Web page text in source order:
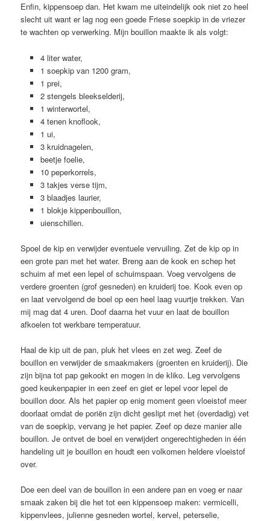
Enfin, kippensoep dan. Het kwam me uiteindelijk ook niet zo heel
slecht uit want er lag nog een goede Friese soepkip in de vriezer
te wachten op verwerking. Mijn bouillon maakte ik als volgt:
4 liter water,
1 soepkip van 1200 gram,
1 prei,
2 stengels bleekselderij,
1 winterwortel,
4 tenen knoflook,
1 ui,
3 kruidnagelen,
beetje foelie,
10 peperkorrels,
3 takjes verse tijm,
3 blaadjes laurier,
1 blokje kippenbouillon,
uienschillen.
Spoel de kip en verwijder eventuele vervuiling. Zet de kip op in
een grote pan met het water. Breng aan de kook en schep het
schuim af met een lepel of schuimspaan. Voeg vervolgens de
verdere groenten (grof gesneden) en kruiderij toe. Kook even op
en laat vervolgend de boel op een heel laag vuurtje trekken. Van
mij mag dat 4 uren. Doof daarna het vuur en laat de bouillon
afkoelen tot werkbare temperatuur.
Haal de kip uit de pan, pluk het vlees en zet weg. Zeef de
bouillon en verwijder de smaakmakers (groenten en kruiderij). Die
zijn bijna tot pap gekookt en mogen in de kliko. Leg vervolgens
goed keukenpapier in een zeef en giet er lepel voor lepel de
bouillon door. Als het papier op enig moment geen vloeistof meer
doorlaat omdat de poriën zijn dicht geslipt met het (overdadig) vet
van de soepkip, vervang je het papier. Zeef op deze manier alle
bouillon. Je ontvet de boel en verwijdert ongerechtigheden in één
handeling uit je bouillon en houdt een volkomen heldere vloeistof
over.
Doe een deel van de bouillon in een andere pan en voeg er naar
smaak zaken bij die het tot een kippensoep maken: vermicelli,
kippenvlees, julienne gesneden wortel, kervel, peterselie,